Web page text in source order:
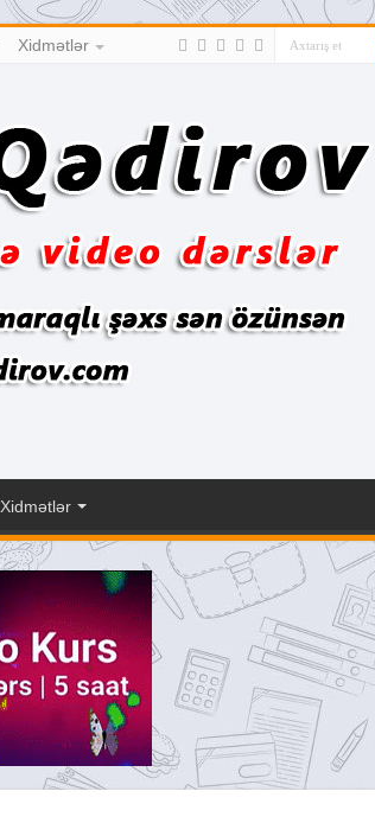
Xidmətlər
Xidmətlər